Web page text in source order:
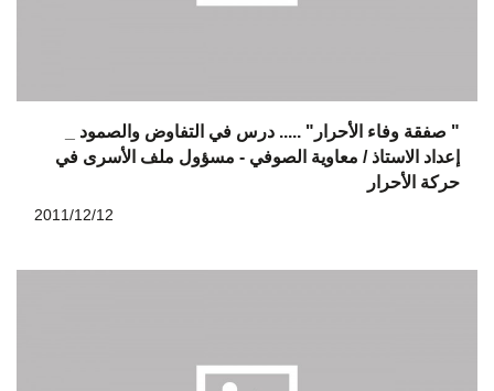
" صفقة وفاء الأحرار" ..... درس في التفاوض والصمود _
إعداد الاستاذ / معاوية الصوفي - مسؤول ملف الأسرى في
حركة الأحرار